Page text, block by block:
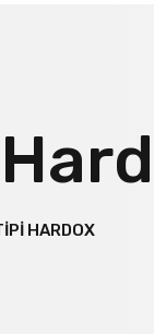
HARDOX